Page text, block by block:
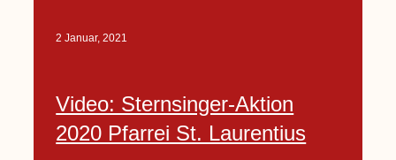
2 Januar, 2021
Video: Sternsinger-Aktion
2020 Pfarrei St. Laurentius